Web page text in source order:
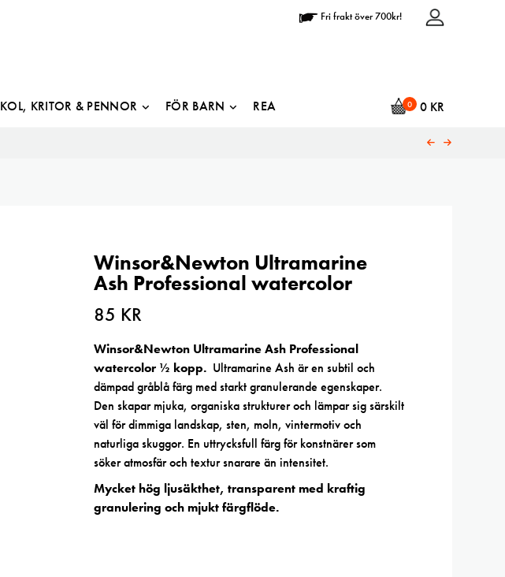
Fri frakt över 700kr!
0 0 KR
KOL, KRITOR & PENNOR FÖR BARN REA
Winsor&Newton Ultramarine
Ash Professional watercolor
85 KR
Winsor&Newton Ultramarine Ash Professional
watercolor ½ kopp. Ultramarine Ash är en subtil och
dämpad gråblå färg med starkt granulerande egenskaper.
Den skapar mjuka, organiska strukturer och lämpar sig särskilt
väl för dimmiga landskap, sten, moln, vintermotiv och
naturliga skuggor. En uttrycksfull färg för konstnärer som
söker atmosfär och textur snarare än intensitet.
Mycket hög ljusäkthet, transparent med kraftig
granulering och mjukt färgflöde.